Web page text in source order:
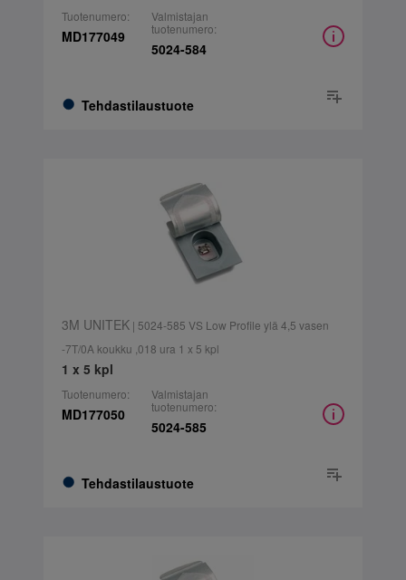
Tuotenumero:
MD177049
Tehdastilaustuote
Valmistajan
tuotenumero:
5024-584
3M UNITEK| 5024-585 VS Low Profile ylä 4,5 vasen
-7T/0A koukku ,018 ura 1 x 5 kpl
1 x 5 kpl
Tuotenumero:
MD177050
Tehdastilaustuote
Valmistajan
tuotenumero:
5024-585